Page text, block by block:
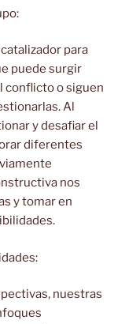
para
puede surgir
conflicto o siguen
Al
y desafiar el
diferentes
nos
y tomar en
nuestras